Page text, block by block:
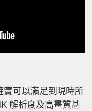
實可以滿足到現時所
解析度及高畫質甚